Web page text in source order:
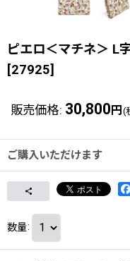
ピエロ＜マチネ＞ L
[27925]
販売価格: 30,800 円 (
ご購入いただけます
数量: